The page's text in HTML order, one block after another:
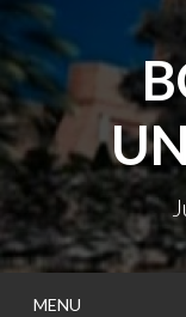
Passer
directement
au
contenu
MENU